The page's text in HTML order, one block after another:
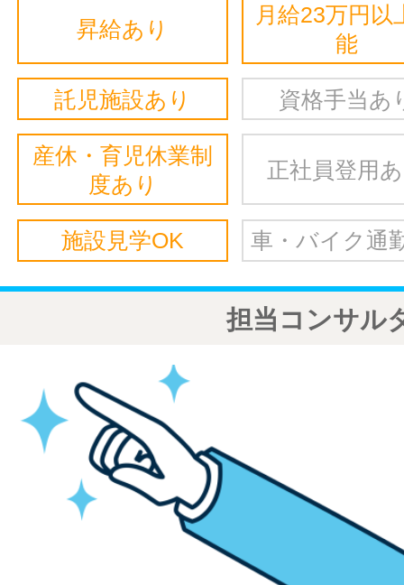
昇給あり
月給23万円以
能
託児施設あり 資格手当あ
産休・育児休業制
度あり
正社員登用
施設見学OK 車・バイク通
担当コンサル